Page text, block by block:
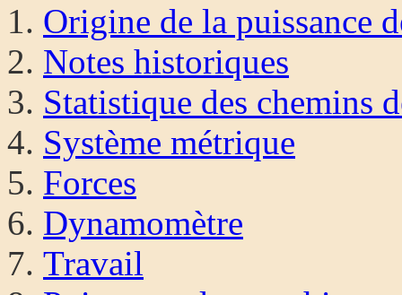
Origine de la puissance
Notes historiques
Statistique des chemins
Système métrique
Forces
Dynamomètre
Travail